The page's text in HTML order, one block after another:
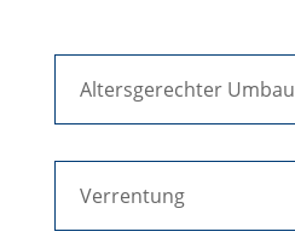
Altersgerechter Umbau
Verrentung